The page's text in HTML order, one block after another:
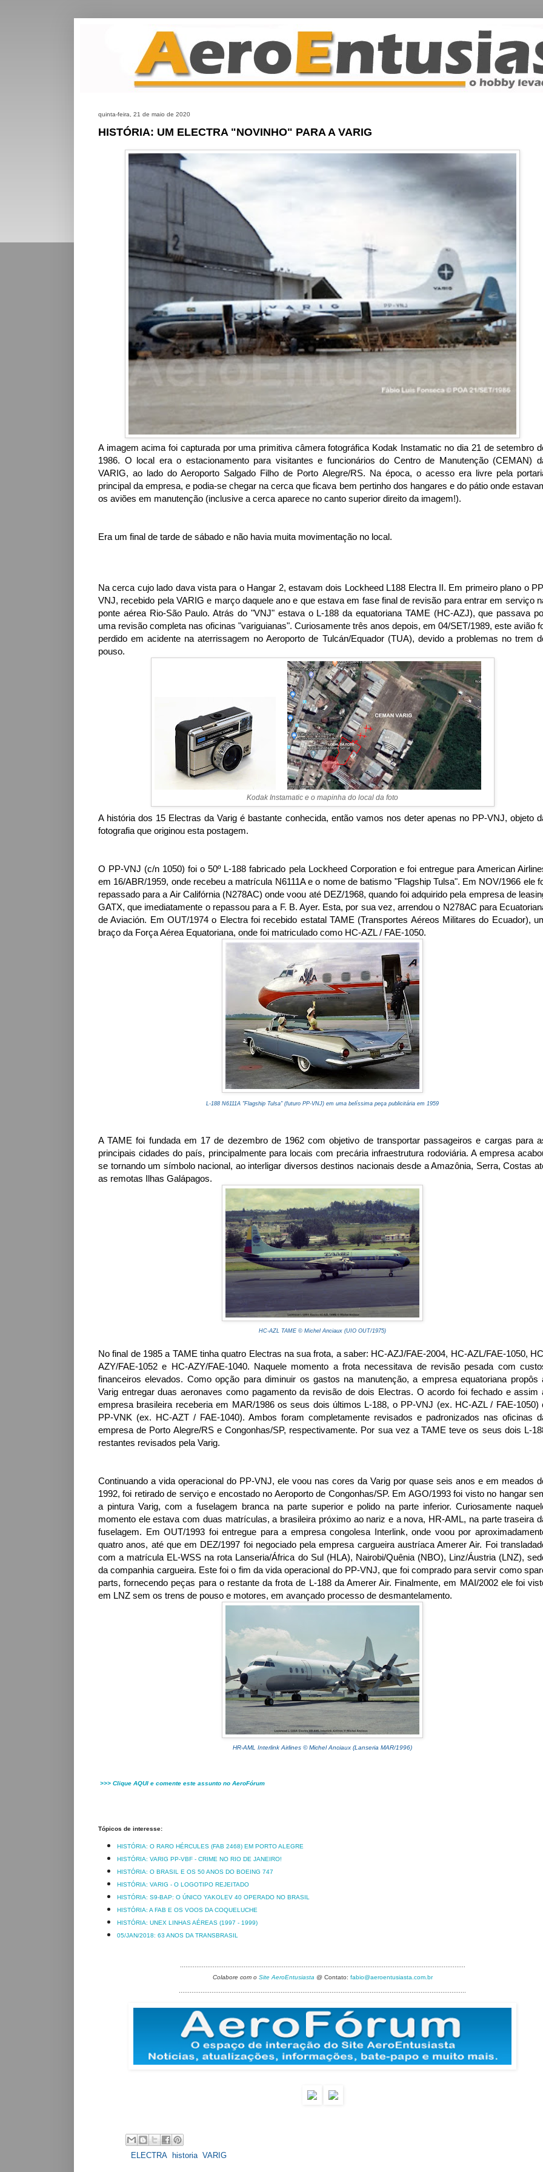
quinta-feira, 21 de maio de 2020
HISTÓRIA: UM ELECTRA "NOVINHO" PARA A VARIG
A imagem acima foi capturada por uma primitiva câmera fotográfica Kodak Instamatic no dia 21 de setembro
1986. O local era o estacionamento para visitantes e funcionários do Centro de Manutenção (CEMAN)
VARIG, ao lado do Aeroporto Salgado Filho de Porto Alegre/RS. Na época, o acesso era livre pela
principal da empresa, e podia-se chegar na cerca que ficava bem pertinho dos hangares e do pátio onde
os aviões em manutenção (inclusive a cerca aparece no canto superior direito da imagem!).
Era um final de tarde de sábado e não havia muita movimentação no local.
Na cerca cujo lado dava vista para o Hangar 2, estavam dois Lockheed L188 Electra II. Em primeiro plano o
VNJ, recebido pela VARIG e março daquele ano e que estava em fase final de revisão para entrar em serviço
ponte aérea Rio-São Paulo. Atrás do "VNJ" estava o L-188 da equatoriana TAME (HC-AZJ), que passava
uma revisão completa nas oficinas "variguianas". Curiosamente três anos depois, em 04/SET/1989, este avião
perdido em acidente na aterrissagem no Aeroporto de Tulcán/Equador (TUA), devido a problemas no trem
pouso.
Kodak Instamatic e o mapinha do local da foto
A história dos 15 Electras da Varig é bastante conhecida, então vamos nos deter apenas no PP-VNJ, objeto
fotografia que originou esta postagem.
O PP-VNJ (c/n 1050) foi o 50º L-188 fabricado pela Lockheed Corporation e foi entregue para American
em 16/ABR/1959, onde recebeu a matrícula N6111A e o nome de batismo "Flagship Tulsa". Em NOV/1966 ele
repassado para a Air Califórnia (N278AC) onde voou até DEZ/1968, quando foi adquirido pela empresa de
GATX, que imediatamente o repassou para a F. B. Ayer. Esta, por sua vez, arrendou o N278AC para
de Aviación. Em OUT/1974 o Electra foi recebido estatal TAME (Transportes Aéreos Militares do Ecuador),
braço da Força Aérea Equatoriana, onde foi matriculado como HC-AZL / FAE-1050.
L-188 N6111A "Flagship Tulsa" (futuro PP-VNJ) em uma belíssima peça publicitária em 1959
A TAME foi fundada em 17 de dezembro de 1962 com objetivo de transportar passageiros e cargas para
principais cidades do país, principalmente para locais com precária infraestrutura rodoviária. A empresa
se tornando um símbolo nacional, ao interligar diversos destinos nacionais desde a Amazônia, Serra, Costas
as remotas Ilhas Galápagos.
HC-AZL TAME © Michel Anciaux (UIO OUT/1975)
No final de 1985 a TAME tinha quatro Electras na sua frota, a saber: HC-AZJ/FAE-2004, HC-AZL/FAE-1050,
AZY/FAE-1052 e HC-AZY/FAE-1040. Naquele momento a frota necessitava de revisão pesada com
financeiros elevados. Como opção para diminuir os gastos na manutenção, a empresa equatoriana propôs
Varig entregar duas aeronaves como pagamento da revisão de dois Electras. O acordo foi fechado e assim
empresa brasileira receberia em MAR/1986 os seus dois últimos L-188, o PP-VNJ (ex. HC-AZL / FAE-1050)
PP-VNK (ex. HC-AZT / FAE-1040). Ambos foram completamente revisados e padronizados nas oficinas
empresa de Porto Alegre/RS e Congonhas/SP, respectivamente. Por sua vez a TAME teve os seus dois L-
restantes revisados pela Varig.
Continuando a vida operacional do PP-VNJ, ele voou nas cores da Varig por quase seis anos e em meados
1992, foi retirado de serviço e encostado no Aeroporto de Congonhas/SP. Em AGO/1993 foi visto no hangar
a pintura Varig, com a fuselagem branca na parte superior e polido na parte inferior. Curiosamente
momento ele estava com duas matrículas, a brasileira próximo ao nariz e a nova, HR-AML, na parte traseira
fuselagem. Em OUT/1993 foi entregue para a empresa congolesa Interlink, onde voou por
quatro anos, até que em DEZ/1997 foi negociado pela empresa cargueira austríaca Amerer Air. Foi
com a matrícula EL-WSS na rota Lanseria/África do Sul (HLA), Nairobi/Quênia (NBO), Linz/Áustria (LNZ),
da companhia cargueira. Este foi o fim da vida operacional do PP-VNJ, que foi comprado para servir como
parts, fornecendo peças para o restante da frota de L-188 da Amerer Air. Finalmente, em MAI/2002 ele foi
em LNZ sem os trens de pouso e motores, em avançado processo de desmantelamento.
HR-AML Interlink Airlines © Michel Anciaux (Lanseria MAR/1996)
>>> Clique AQUI e comente este assunto no AeroFórum
Tópicos de interesse:
HISTÓRIA: O RARO HÉRCULES (FAB 2468) EM PORTO ALEGRE
HISTÓRIA: VARIG PP-VBF - CRIME NO RIO DE JANEIRO!
HISTÓRIA: O BRASIL E OS 50 ANOS DO BOEING 747
HISTÓRIA: VARIG - O LOGOTIPO REJEITADO
HISTÓRIA: S9-BAP: O ÚNICO YAKOLEV 40 OPERADO NO BRASIL
HISTÓRIA: A FAB E OS VOOS DA COQUELUCHE
HISTÓRIA: UNEX LINHAS AÉREAS (1997 - 1999)
05/JAN/2018: 63 ANOS DA TRANSBRASIL
.............................................................................................................................................................
Colabore com o Site AeroEntusiasta @ Contato: fabio@aeroentusiasta.com.br
..............................................................................................................................................................
ELECTRA historia, VARIG